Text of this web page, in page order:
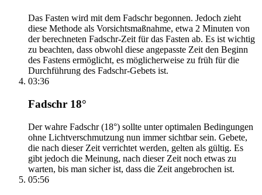
Das Fasten wird mit dem Fadschr begonnen. Jedoch zieht
diese Methode als Vorsichtsmaßnahme, etwa 2 Minuten von
der berechneten Fadschr-Zeit für das Fasten ab. Es ist wichtig
zu beachten, dass obwohl diese angepasste Zeit den Beginn
des Fastens ermöglicht, es möglicherweise zu früh für die
Durchführung des Fadschr-Gebets ist.
03:36
Fadschr 18°
Der wahre Fadschr (18°) sollte unter optimalen Bedingungen
ohne Lichtverschmutzung nun immer sichtbar sein. Gebete,
die nach dieser Zeit verrichtet werden, gelten als gültig. Es
gibt jedoch die Meinung, nach dieser Zeit noch etwas zu
warten, bis man sicher ist, dass die Zeit angebrochen ist.
05:56